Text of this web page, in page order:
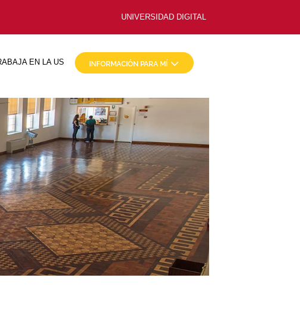
UNIVERSIDAD DIGITAL
EN LA US